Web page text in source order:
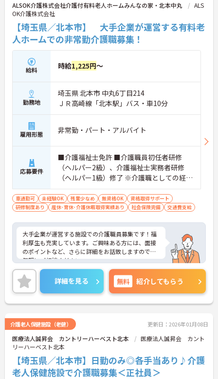
ALSOK介護株式会社介護付有料老人ホームみんなの家・北本中丸
ALS
OK介護株式会社
【埼玉県／北本市】 大手企業が運営する有料老
人ホームでの非常勤介護職募集！
給料 時給1,225円～
勤務地
埼玉県 北本市 中丸6丁目214
ＪＲ高崎線「北本駅」バス・車10分
雇用形態 非常勤・パート・アルバイト
応募要件
■介護福祉士免許 ■介護職員初任者研修
（ヘルパー2級）、介護福祉士実務者研修
（ヘルパー1級）修了 ※介護職としての経験
があればなお可 ※無資格の方も相談可
車通勤可 未経験OK 残業少なめ 無資格OK
資格取得サポート
研修制度あり
産休･育休･介護休暇取得実績あり 社会保険完備 交通費支給
大手企業が運営する施設での介護職員募集です！福
利厚生も充実しています。ご興味ある方には、面接
のポイントなど、さらに詳細をお話致しますのでお
気軽にご相談ください。
詳細を見る 無料 紹介してもらう
介護老人保健施設（老健） 更新日：2026年01月08日
医療法人誠昇会 カントリーハーベスト北本
医療法人誠昇会 カント
リーハーベスト北本
【埼玉県／北本市】日勤のみ◎各手当あり♪介護
老人保健施設で介護職募集＜正社員＞